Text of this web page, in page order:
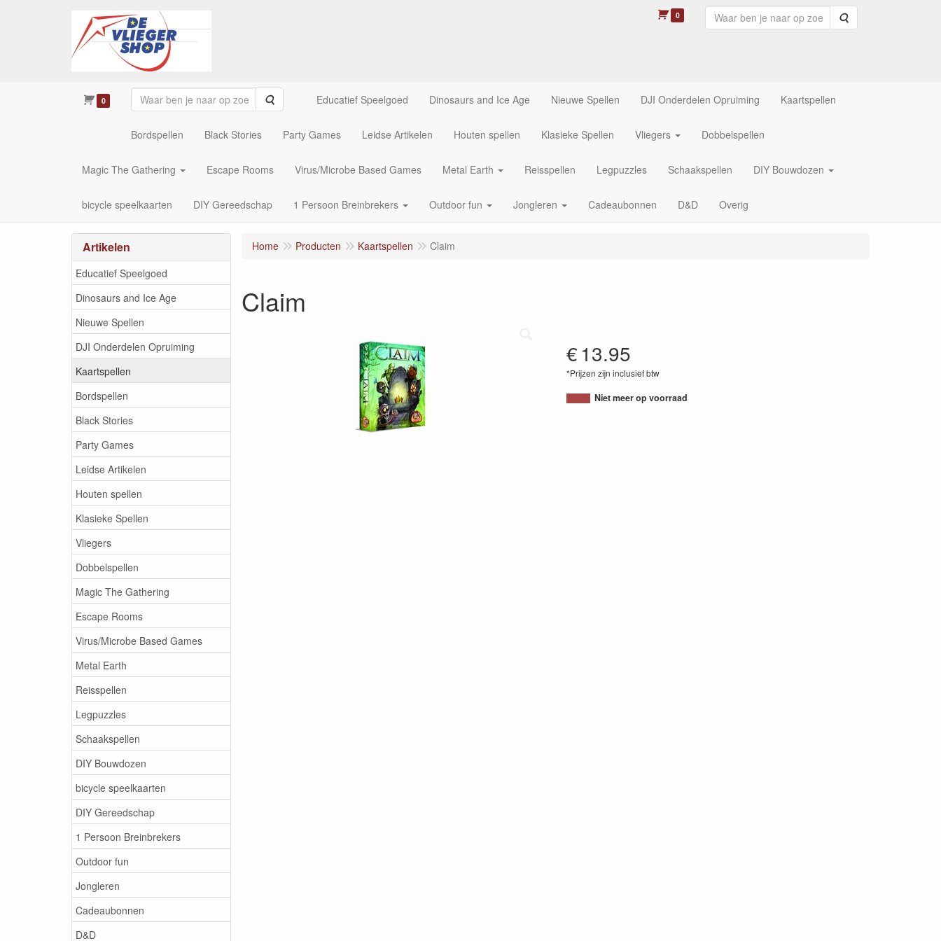
0 Zoeken
0 Zoeken Educatief Speelgoed Dinosaurs and Ice Age Nieuwe Spellen DJI Onderdelen Opruiming Kaartspellen
Bordspellen Black Stories Party Games Leidse Artikelen Houten spellen Klasieke Spellen Vliegers Dobbelspellen
Magic The Gathering Escape Rooms Virus/Microbe Based Games Metal Earth Reisspellen Legpuzzles Schaakspellen DIY Bouwdozen
bicycle speelkaarten DIY Gereedschap 1 Persoon Breinbrekers Outdoor fun Jongleren Cadeaubonnen D&D Overig
Artikelen
Educatief Speelgoed
Dinosaurs and Ice Age
Nieuwe Spellen
DJI Onderdelen Opruiming
Kaartspellen
Bordspellen
Black Stories
Party Games
Leidse Artikelen
Houten spellen
Klasieke Spellen
Vliegers
Dobbelspellen
Magic The Gathering
Escape Rooms
Virus/Microbe Based Games
Metal Earth
Reisspellen
Legpuzzles
Schaakspellen
DIY Bouwdozen
bicycle speelkaarten
DIY Gereedschap
1 Persoon Breinbrekers
Outdoor fun
Jongleren
Cadeaubonnen
D&D
Home Producten Kaartspellen Claim
Claim
€13.95
*Prijzen zijn inclusief btw
8718026302160
Niet meer op voorraad